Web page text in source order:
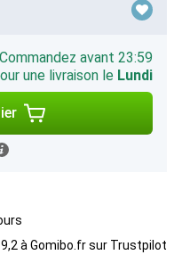
Commandez avant 23:59
une livraison le Lundi
à Gomibo.fr sur Trustpilot